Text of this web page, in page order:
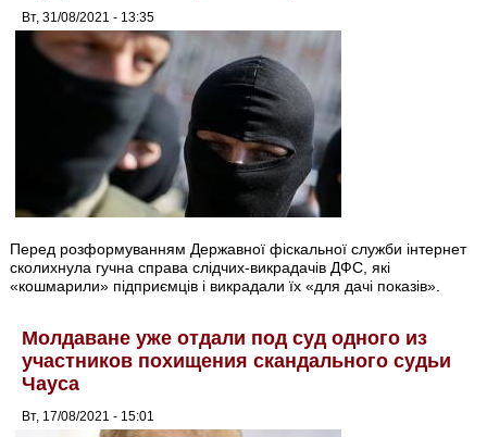
Вт, 31/08/2021 - 13:35
Перед розформуванням Державної фіскальної служби інтернет
сколихнула гучна справа слідчих-викрадачів ДФС, які
«кошмарили» підприємців і викрадали їх «для дачі показів».
Молдаване уже отдали под суд одного из
участников похищения скандального судьи
Чауса
Вт, 17/08/2021 - 15:01